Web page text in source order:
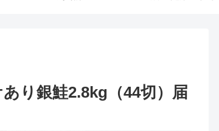
り銀鮭2.8kg（44切）届